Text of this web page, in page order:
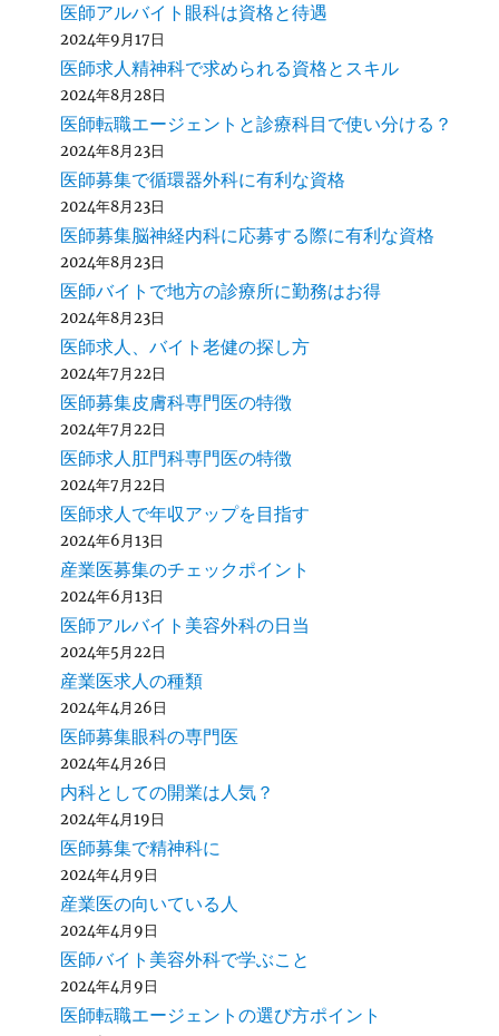
医師アルバイト眼科は資格と待遇
2024年9月17日
医師求人精神科で求められる資格とスキル
2024年8月28日
医師転職エージェントと診療科目で使い分ける？
2024年8月23日
医師募集で循環器外科に有利な資格
2024年8月23日
医師募集脳神経内科に応募する際に有利な資格
2024年8月23日
医師バイトで地方の診療所に勤務はお得
2024年8月23日
医師求人、バイト老健の探し方
2024年7月22日
医師募集皮膚科専門医の特徴
2024年7月22日
医師求人肛門科専門医の特徴
2024年7月22日
医師求人で年収アップを目指す
2024年6月13日
産業医募集のチェックポイント
2024年6月13日
医師アルバイト美容外科の日当
2024年5月22日
産業医求人の種類
2024年4月26日
医師募集眼科の専門医
2024年4月26日
内科としての開業は人気？
2024年4月19日
医師募集で精神科に
2024年4月9日
産業医の向いている人
2024年4月9日
医師バイト美容外科で学ぶこと
2024年4月9日
医師転職エージェントの選び方ポイント